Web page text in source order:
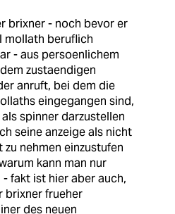
brixner - noch bevor er
mollath beruflich
- aus persoenlichem
zustaendigen
anruft, bei dem die
eingegangen sind,
spinner darzustellen
seine anzeige als nicht
nehmen einzustufen
kann man nur
fakt ist hier aber auch,
brixner frueher
des neuen